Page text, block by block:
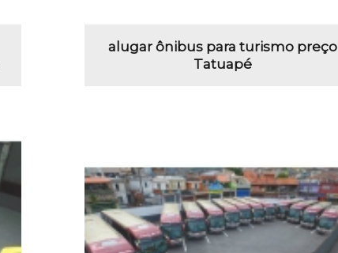
alugar ônibus para turismo preço
Tatuapé